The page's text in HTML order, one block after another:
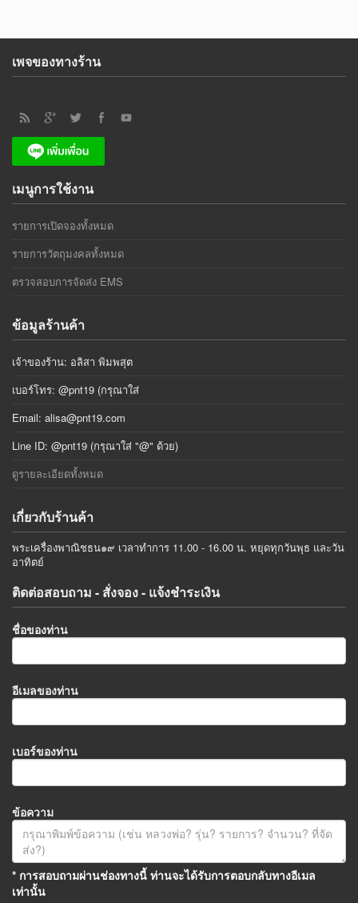
เพจของทางร้าน
เมนูการใช้งาน
รายการเปิดจองทั้งหมด
รายการวัตถุมงคลทั้งหมด
ตรวจสอบการจัดส่ง EMS
ข้อมูลร้านค้า
เจ้าของร้าน: อลิสา พิมพสุต
เบอร์โทร: @pnt19 (กรุณาใส่
Email: alisa@pnt19.com
Line ID: @pnt19 (กรุณาใส่ "@" ด้วย)
ดูรายละเอียดทั้งหมด
เกี่ยวกับร้านค้า
พระเครื่องพาณิชธน๑๙ เวลาทำการ 11.00 - 16.00 น. หยุดทุกวันพุธ และวัน
อาทิตย์
ติดต่อสอบถาม - สั่งจอง - แจ้งชำระเงิน
ชื่อของท่าน
อีเมลของท่าน
เบอร์ของท่าน
ข้อความ
* การสอบถามผ่านช่องทางนี้ ท่านจะได้รับการตอบกลับทางอีเมล
เท่านั้น